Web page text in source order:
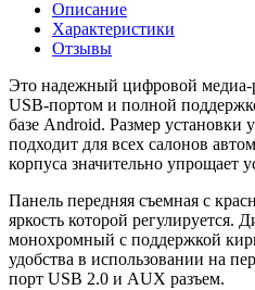
Описание
Характеристики
Отзывы
Это надежный цифровой медиа-
USB-портом и полной
базе Android. Размер установки
подходит для всех салонов
корпуса значительно упрощает
Панель передняя съемная с
яркость которой
монохромный с поддержкой
удобства в использовании на
порт USB 2.0 и AUX разъем.